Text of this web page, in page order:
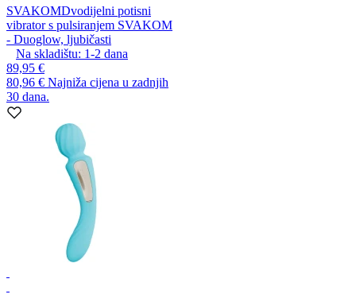
SVAKOMDvodijelni potisni
vibrator s pulsiranjem SVAKOM
- Duoglow, ljubičasti
Na skladištu: 1-2 dana
89,95 €
80,96 € Najniža cijena u zadnjih
30 dana.